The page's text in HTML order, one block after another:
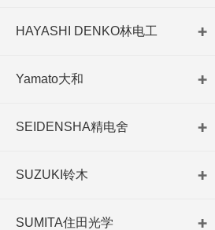
HAYASHI DENKO林电工
Yamato大和
SEIDENSHA精电舍
SUZUKI铃木
SUMITA住田光学